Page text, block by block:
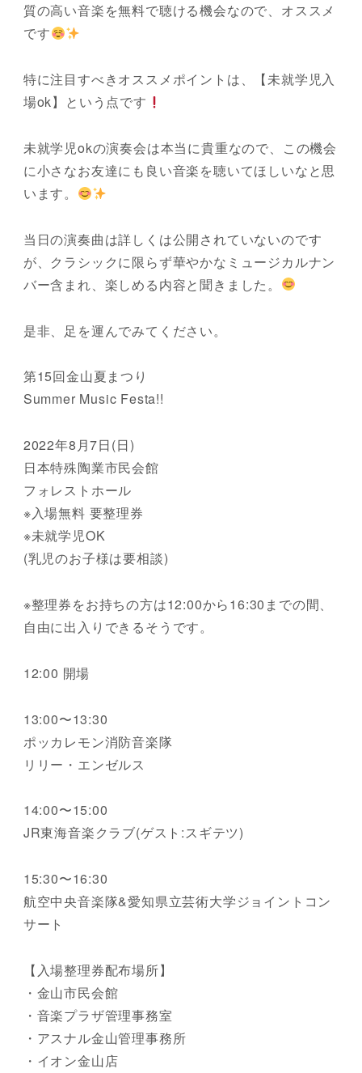
質の高い音楽を無料で聴ける機会なので、オススメ
です
特に注目すべきオススメポイントは、【未就学児入
場ok】という点です
未就学児okの演奏会は本当に貴重なので、この機会
に小さなお友達にも良い音楽を聴いてほしいなと思
います。
当日の演奏曲は詳しくは公開されていないのです
が、クラシックに限らず華やかなミュージカルナン
バー含まれ、楽しめる内容と聞きました。
是非、足を運んでみてください。
第15回金山夏まつり
Summer Music Festa!!
2022年8月7日(日)
日本特殊陶業市民会館
フォレストホール
※入場無料 要整理券
※未就学児OK
(乳児のお子様は要相談)
※整理券をお持ちの方は12:00から16:30までの間、
自由に出入りできるそうです。
12:00 開場
13:00〜13:30
ポッカレモン消防音楽隊
リリー・エンゼルス
14:00〜15:00
JR東海音楽クラブ(ゲスト:スギテツ)
15:30〜16:30
航空中央音楽隊&愛知県立芸術大学ジョイントコン
サート
【入場整理券配布場所】
・金山市民会館
・音楽プラザ管理事務室
・アスナル金山管理事務所
・イオン金山店